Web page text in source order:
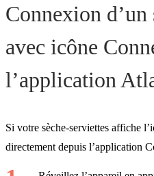
Connexion d’un
avec icône
l’application
Si votre sèche-serviettes affiche
directement depuis l’application